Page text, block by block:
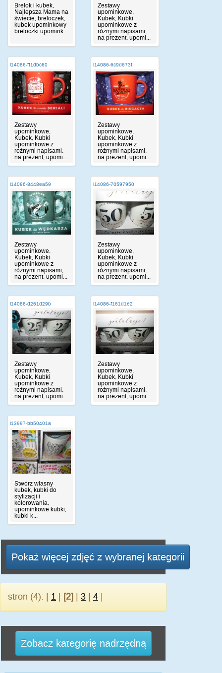
Brelok i kubek,
Najlepsza Mama na
świecie, breloczek,
kubek upominkowy
breloczki upomink...
Zestawy
upominkowe,
Kubek, Kubki
upominkowe z
różnymi napisami,
na prezent, upomi...
i14086-ff1dbc60
Zestawy
upominkowe,
Kubek, Kubki
upominkowe z
różnymi napisami,
na prezent, upomi...
i14086-6c9d673f
Zestawy
upominkowe,
Kubek, Kubki
upominkowe z
różnymi napisami,
na prezent, upomi...
i14086-8448ea59
Zestawy
upominkowe,
Kubek, Kubki
upominkowe z
różnymi napisami,
na prezent, upomi...
i14086-70597950
Zestawy
upominkowe,
Kubek, Kubki
upominkowe z
różnymi napisami,
na prezent, upomi...
i14086-d261d29b
Zestawy
upominkowe,
Kubek, Kubki
upominkowe z
różnymi napisami,
na prezent, upomi...
i14086-f161d1e2
Zestawy
upominkowe,
Kubek, Kubki
upominkowe z
różnymi napisami,
na prezent, upomi...
i13997-bb50401a
Stwórz własny
kubek, kubki do
stylizacji i
kolorowania,
upominkowe kubki,
kubki k...
Pokaż więcej zdjęć z wybranej kategorii
stron (4): | 1 [2] 3 4
Zobacz kategorię nadrzędną